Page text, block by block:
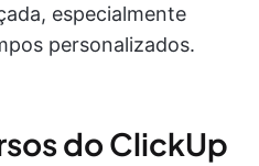
especialmente
personalizados.
do ClickUp